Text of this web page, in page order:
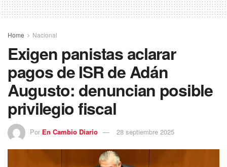
Home Nacional
Exigen panistas aclarar
pagos de ISR de Adán
Augusto: denuncian posible
privilegio fiscal
Por En Cambio Diario 28 septiembre 2025